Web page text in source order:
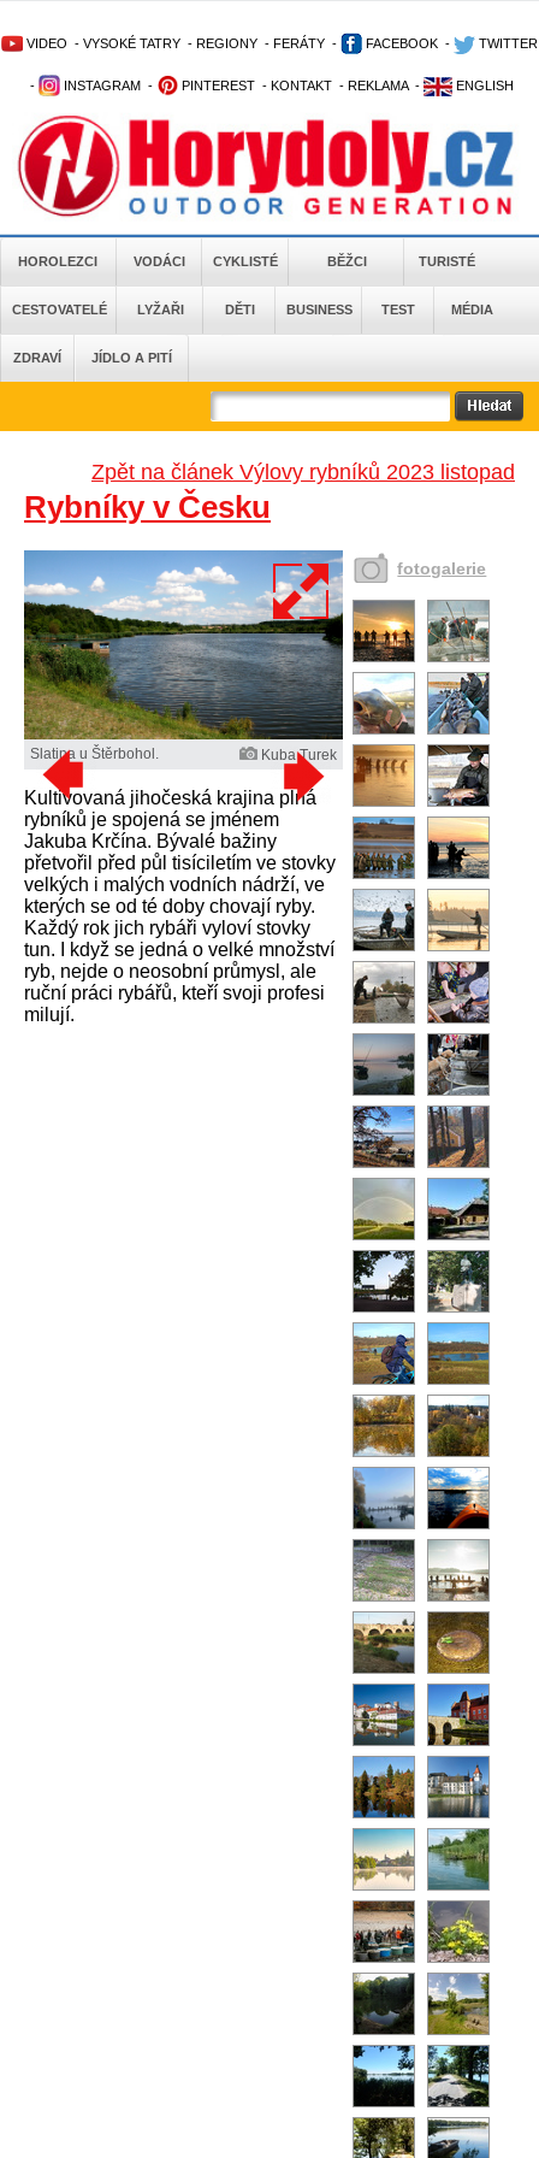
VIDEO - VYSOKÉ TATRY - REGIONY - FERÁTY - FACEBOOK - TWITTER
- INSTAGRAM - PINTEREST - KONTAKT - REKLAMA - ENGLISH
HOROLEZCI VODÁCI CYKLISTÉ BĚŽCI TURISTÉ
CESTOVATELÉ LYŽAŘI DĚTI BUSINESS TEST MÉDIA
ZDRAVÍ JÍDLO A PITÍ
Zpět na článek Výlovy rybníků 2023 listopad
Rybníky v Česku
Slatina u Štěrbohol. Kuba Turek
Kultivovaná jihočeská krajina plná
rybníků je spojená se jménem
Jakuba Krčína. Bývalé bažiny
přetvořil před půl tisíciletím ve stovky
velkých i malých vodních nádrží, ve
kterých se od té doby chovají ryby.
Každý rok jich rybáři vyloví stovky
tun. I když se jedná o velké množství
ryb, nejde o neosobní průmysl, ale
ruční práci rybářů, kteří svoji profesi
milují.
fotogalerie